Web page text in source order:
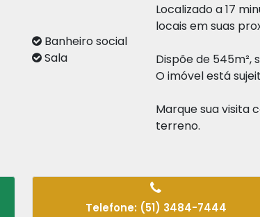
Banheiro social
Sala
Localizado a 17
locais em suas
Dispõe de 545m²,
O imóvel está
Marque sua visita
terreno.
Telefone: (51) 3484-7444